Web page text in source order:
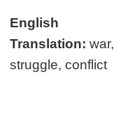
English
Translation: war,
struggle, conflict